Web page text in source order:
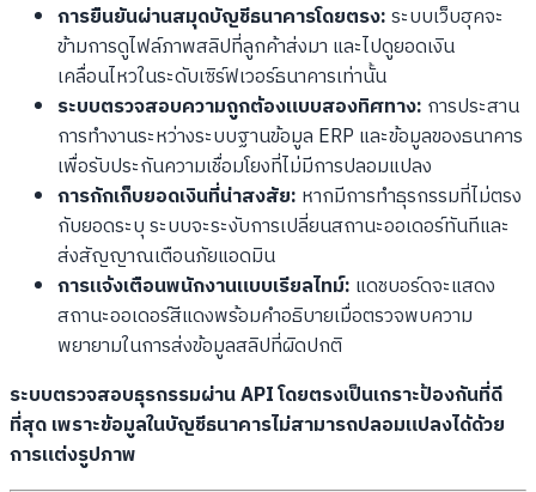
การยืนยันผ่านสมุดบัญชีธนาคารโดยตรง:ระบบเว็บฮุคจะ
ข้ามการดูไฟล์ภาพสลิปที่ลูกค้าส่งมา และไปดูยอดเงิน
เคลื่อนไหวในระดับเซิร์ฟเวอร์ธนาคารเท่านั้น
ระบบตรวจสอบความถูกต้องแบบสองทิศทาง: การประสาน
การทำงานระหว่างระบบฐานข้อมูล ERP และข้อมูลของธนาคาร
เพื่อรับประกันความเชื่อมโยงที่ไม่มีการปลอมแปลง
การกักเก็บยอดเงินที่น่าสงสัย: หากมีการทำธุรกรรมที่ไม่ตรง
กับยอดระบุ ระบบจะระงับการเปลี่ยนสถานะออเดอร์ทันทีและ
ส่งสัญญาณเตือนภัยแอดมิน
การแจ้งเตือนพนักงานแบบเรียลไทม์: แดชบอร์ดจะแสดง
สถานะออเดอร์สีแดงพร้อมคำอธิบายเมื่อตรวจพบความ
พยายามในการส่งข้อมูลสลิปที่ผิดปกติ
ระบบตรวจสอบธุรกรรมผ่าน API โดยตรงเป็นเกราะป้องกันที่ดี
ที่สุด เพราะข้อมูลในบัญชีธนาคารไม่สามารถปลอมแปลงได้ด้วย
การแต่งรูปภาพ